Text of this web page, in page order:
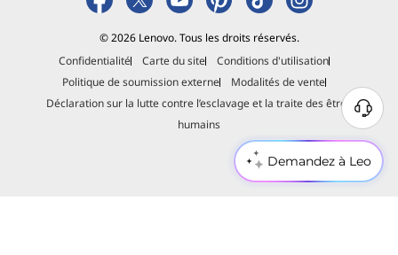
Demandez à Leo
© 2026 Lenovo. Tous les droits réservés.
Confidentialité
Carte du site
Conditions d'utilisation
Politique de soumission externe
Modalités de vente
Déclaration sur la lutte contre l’esclavage et la traite des êtres
humains
B
e
s
o